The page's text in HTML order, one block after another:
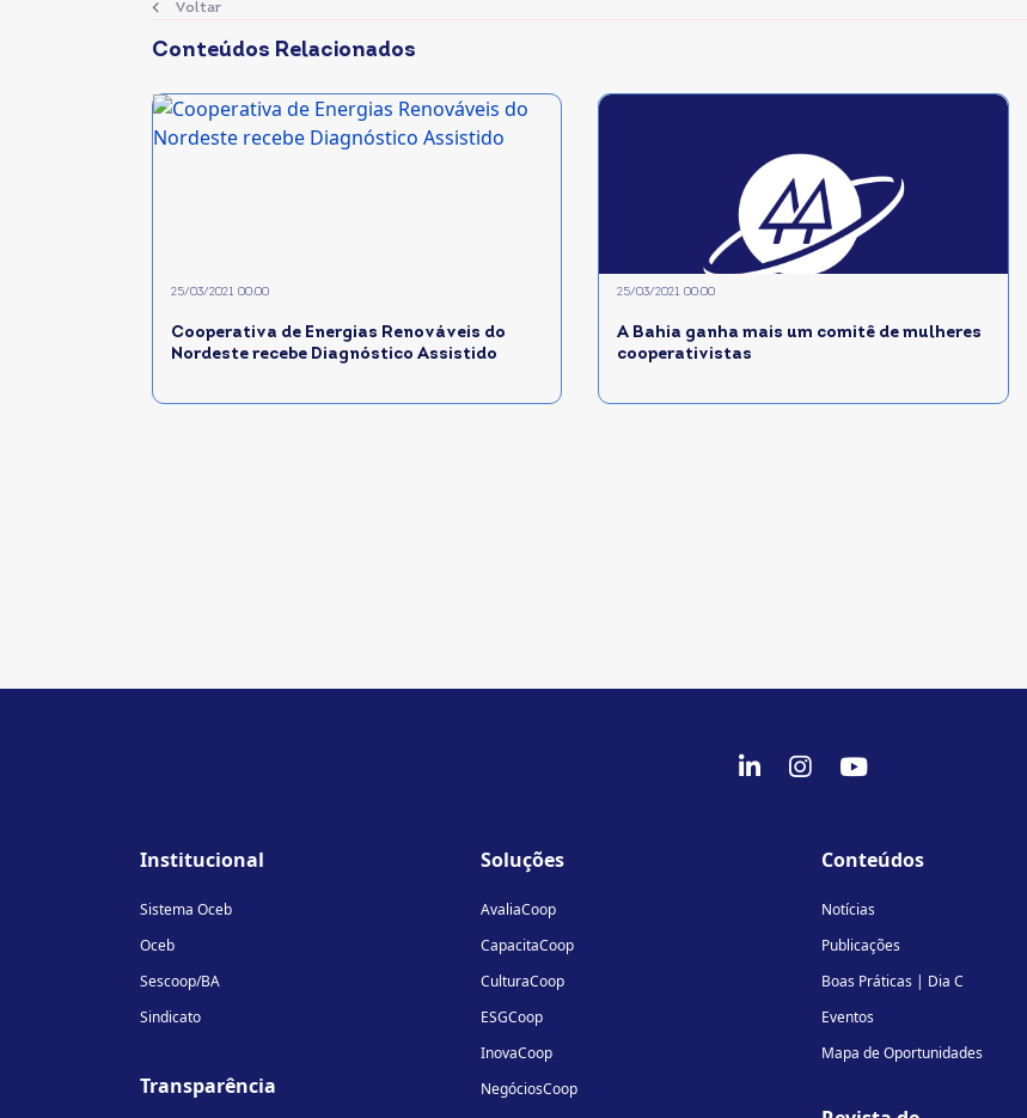
Voltar
Conteúdos Relacionados
Cooperativa de Energias Renováveis do
Nordeste recebe Diagnóstico Assistido
25/03/2021 00:00
A Bahia ganha mais um comitê de mulheres
cooperativistas
25/03/2021 00:00
fab fab fab
Institucional
Sistema Oceb
Oceb
Sescoop/BA
Sindicato
Transparência
Soluções
AvaliaCoop
CapacitaCoop
CulturaCoop
ESGCoop
InovaCoop
NegóciosCoop
Conteúdos
Notícias
Publicações
Boas Práticas | Dia C
Eventos
Mapa de Oportunidades